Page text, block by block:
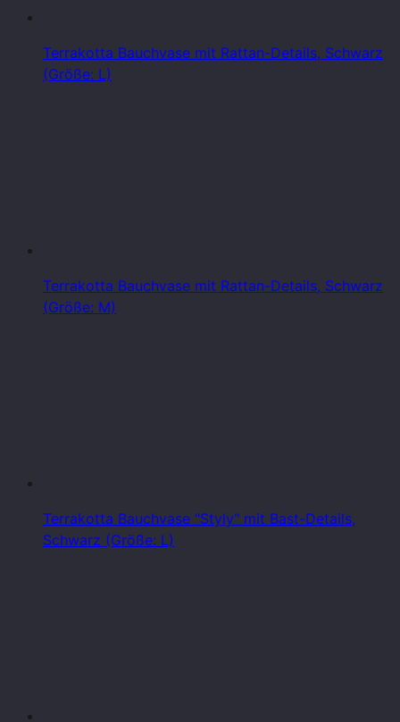
Terrakotta Bauchvase mit Rattan-Details, Schwarz
(Größe: L)
Terrakotta Bauchvase mit Rattan-Details, Schwarz
(Größe: M)
Terrakotta Bauchvase "Styly" mit Bast-Details,
Schwarz (Größe: L)